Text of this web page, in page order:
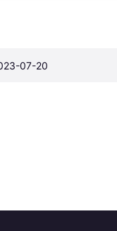
07-20